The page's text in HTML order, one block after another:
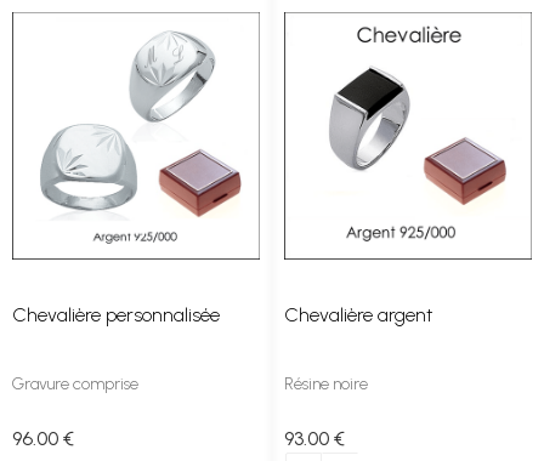
Chevalière personnalisée
Gravure comprise
96.00 €
Chevalière argent
Résine noire
93.00 €